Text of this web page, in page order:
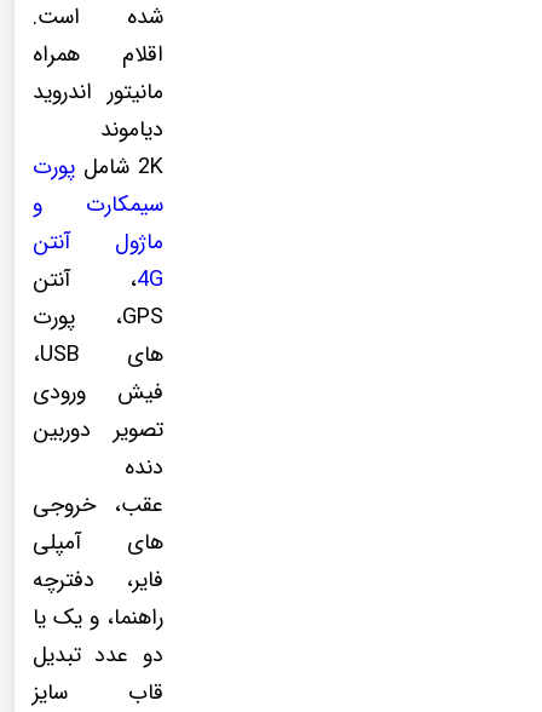
شده است.
اقلام همراه
مانیتور اندروید
دیاموند
2K شامل
پورت
سیمکارت و
ماژول آنتن
4G، آنتن
GPS، پورت
های USB،
فیش ورودی
تصویر دوربین
دنده
عقب، خروجی
های آمپلی
فایر، دفترچه
راهنما، و یک یا
دو عدد تبدیل
قاب سایز